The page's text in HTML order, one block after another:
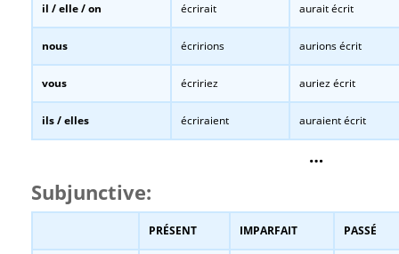
il / elle / on écrirait aurait écrit
nous écririons aurions écrit
vous écririez auriez écrit
ils / elles écriraient auraient écrit
…
Subjunctive:
PRÉSENT IMPARFAIT PASSÉ